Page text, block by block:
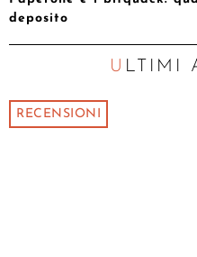
deposito
ULTIMI
RECENSIONI